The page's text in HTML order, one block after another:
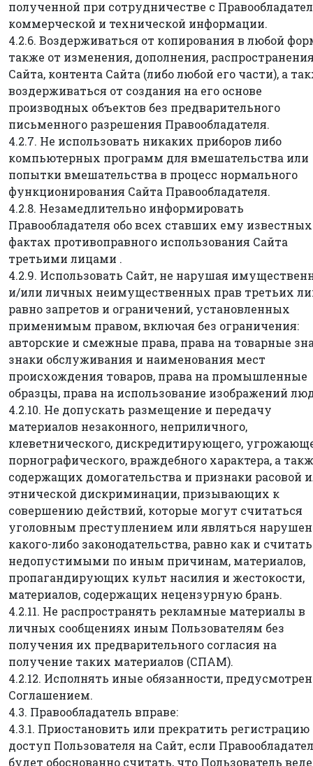
полученной при сотрудничестве с
коммерческой и технической информации.
4.2.6. Воздерживаться от копирования в любой
также от изменения, дополнения,
Сайта, контента Сайта (либо любой его части), а
воздерживаться от создания на его основе
производных объектов без предварительного
письменного разрешения Правообладателя.
4.2.7. Не использовать никаких приборов либо
компьютерных программ для вмешательства или
попытки вмешательства в процесс нормального
функционирования Сайта Правообладателя.
4.2.8. Незамедлительно информировать
Правообладателя обо всех ставших ему известных
фактах противоправного использования Сайта
третьими лицами .
4.2.9. Использовать Сайт, не нарушая
и/или личных неимущественных прав третьих
равно запретов и ограничений, установленных
применимым правом, включая без ограничения:
авторские и смежные права, права на товарные
знаки обслуживания и наименования мест
происхождения товаров, права на промышленные
образцы, права на использование изображений
4.2.10. Не допускать размещение и передачу
материалов незаконного, неприличного,
клеветнического, дискредитирующего,
порнографического, враждебного характера, а
содержащих домогательства и признаки расовой
этнической дискриминации, призывающих к
совершению действий, которые могут считаться
уголовным преступлением или являться
какого-либо законодательства, равно как и
недопустимыми по иным причинам, материалов,
пропагандирующих культ насилия и жестокости,
материалов, содержащих нецензурную брань.
4.2.11. Не распространять рекламные материалы в
личных сообщениях иным Пользователям без
получения их предварительного согласия на
получение таких материалов (СПАМ).
4.2.12. Исполнять иные обязанности,
Соглашением.
4.3. Правообладатель вправе:
4.3.1. Приостановить или прекратить регистрацию
доступ Пользователя на Сайт, если
будет обоснованно считать, что Пользователь